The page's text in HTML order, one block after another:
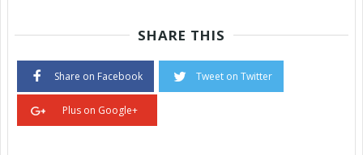
SHARE THIS
Share on Facebook Tweet on Twitter
Plus on Google+